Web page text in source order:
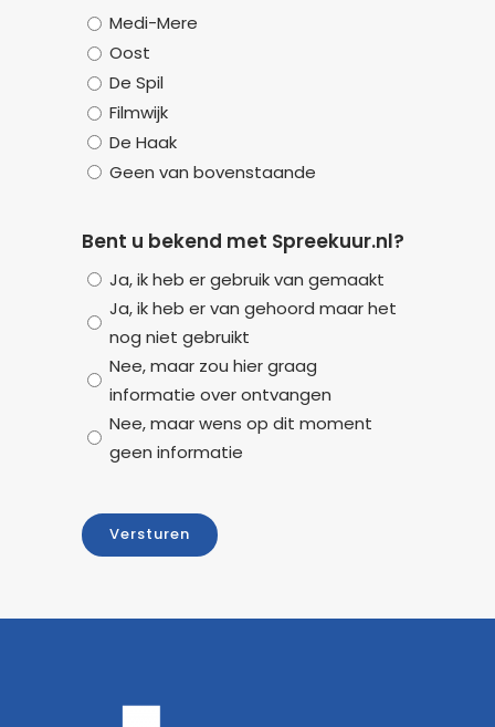
Medi-Mere
Oost
De Spil
Filmwijk
De Haak
Geen van bovenstaande
Bent u bekend met Spreekuur.nl?
Ja, ik heb er gebruik van gemaakt
Ja, ik heb er van gehoord maar het
nog niet gebruikt
Nee, maar zou hier graag
informatie over ontvangen
Nee, maar wens op dit moment
geen informatie